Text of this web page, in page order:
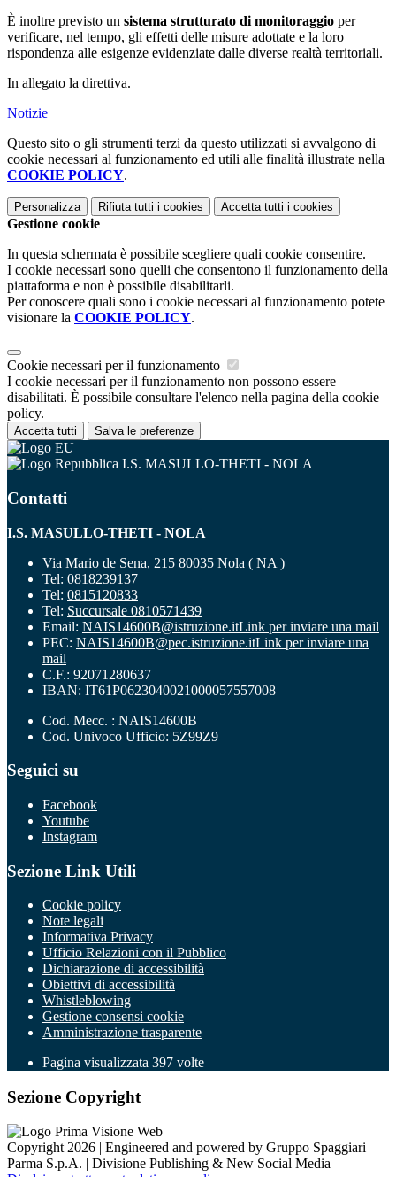
È inoltre previsto un sistema strutturato di monitoraggio per
verificare, nel tempo, gli effetti delle misure adottate e la loro
rispondenza alle esigenze evidenziate dalle diverse realtà territoriali.
In allegato la direttiva.
Notizie
Questo sito o gli strumenti terzi da questo utilizzati si avvalgono di
cookie necessari al funzionamento ed utili alle finalità illustrate nella
COOKIE POLICY.
Personalizza Rifiuta tutti i cookies Accetta tutti i cookies
Gestione cookie
In questa schermata è possibile scegliere quali cookie consentire.
I cookie necessari sono quelli che consentono il funzionamento della
piattaforma e non è possibile disabilitarli.
Per conoscere quali sono i cookie necessari al funzionamento potete
visionare la COOKIE POLICY.
Cookie necessari per il funzionamento
I cookie necessari per il funzionamento non possono essere
disabilitati. È possibile consultare l'elenco nella pagina della cookie
policy.
Accetta tutti Salva le preferenze
I.S. MASULLO-THETI - NOLA
Contatti
I.S. MASULLO-THETI - NOLA
Via Mario de Sena, 215 80035 Nola ( NA )
Tel: 0818239137
Tel: 0815120833
Tel: Succursale 0810571439
Email: NAIS14600B@istruzione.itLink per inviare una mail
PEC: NAIS14600B@pec.istruzione.itLink per inviare una
mail
C.F.: 92071280637
IBAN: IT61P0623040021000057557008
Cod. Mecc. : NAIS14600B
Cod. Univoco Ufficio: 5Z99Z9
Seguici su
Facebook
Youtube
Instagram
Sezione Link Utili
Cookie policy
Note legali
Informativa Privacy
Ufficio Relazioni con il Pubblico
Dichiarazione di accessibilità
Obiettivi di accessibilità
Whistleblowing
Gestione consensi cookie
Amministrazione trasparente
Pagina visualizzata 397 volte
Sezione Copyright
Copyright 2026 | Engineered and powered by Gruppo Spaggiari
Parma S.p.A. | Divisione Publishing & New Social Media